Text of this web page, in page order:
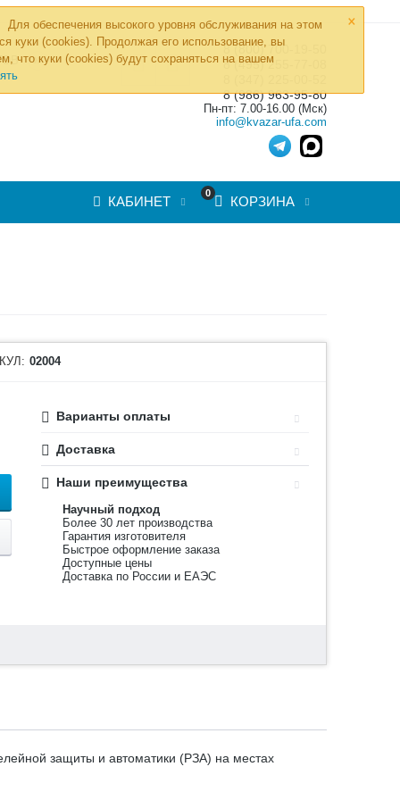
×
Для обеспечения высокого уровня обслуживания на этом
куки (cookies). Продолжая его использование, вы
что куки (cookies) будут сохраняться на вашем
»
8 (800) 700-19-50
8 (495) 255-77-08
8 (986) 963-95-80
Пн-пт: 7.00-16.00 (Мск)
info@kvazar-ufa.com
0
КОРЗИНА
КАБИНЕТ
02004
Варианты оплаты
Доставка
Наши преимущества
Научный подход
Более 30 лет производства
Гарантия изготовителя
Быстрое оформление заказа
Доступные цены
Доставка по России и ЕАЭС
защиты и автоматики (РЗА) на местах